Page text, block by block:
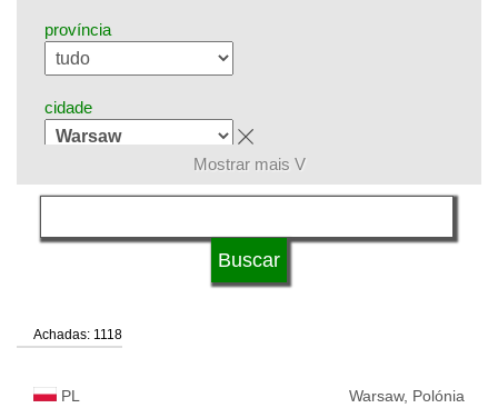
província
cidade
grupo de áreas
sistema de estudos
Mostrar mais V
Achadas: 1118
PL Warsaw, Polónia